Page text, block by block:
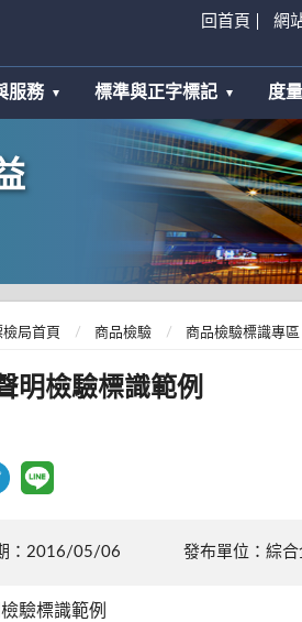
回首頁 網
服務 標準與正字標記 度
局首頁 商品檢驗 商品檢驗標識專區
明檢驗標識範例
：2016/05/06 發布單位：綜合
驗標識範例